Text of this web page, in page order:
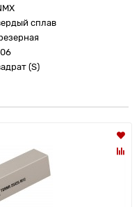
сплав
(S)